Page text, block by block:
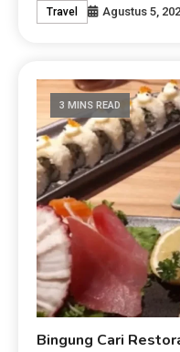
Travel Agustus 5,
3 MINS READ
Bingung Cari